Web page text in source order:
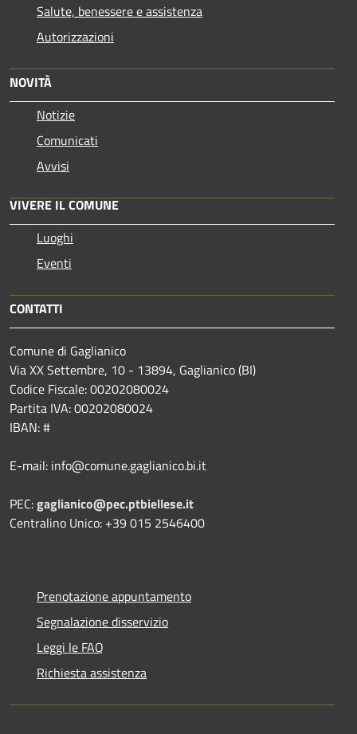
Salute, benessere e assistenza
Autorizzazioni
NOVITÀ
Notizie
Comunicati
Avvisi
VIVERE IL COMUNE
Luoghi
Eventi
CONTATTI
Comune di Gaglianico
Via XX Settembre, 10 - 13894, Gaglianico (BI)
Codice Fiscale: 00202080024
Partita IVA: 00202080024
IBAN: #
E-mail: info@comune.gaglianico.bi.it
PEC:gaglianico@pec.ptbiellese.it
Centralino Unico: +39 015 2546400
Prenotazione appuntamento
Segnalazione disservizio
Leggi le FAQ
Richiesta assistenza